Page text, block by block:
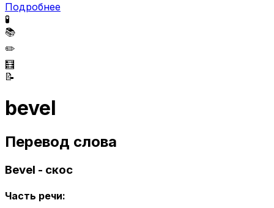
Подробнее
🧪
📚
✏️
🧮
📝
bevel
Перевод слова
Bevel - скос
Часть речи: